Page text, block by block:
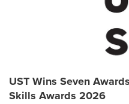
UST Wins Seven
Skills Awards 2026